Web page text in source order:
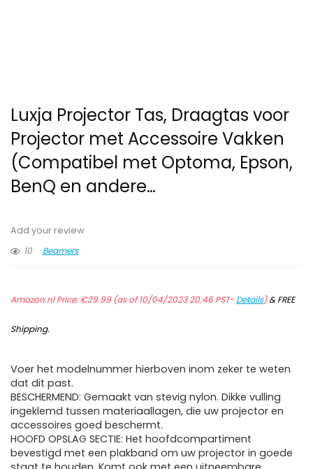
Luxja Projector Tas, Draagtas voor
Projector met Accessoire Vakken
(Compatibel met Optoma, Epson,
BenQ en andere…
Add your review
10
Beamers
Amazon.nl Price:€29.99(as of 10/04/2023 20:46 PST- Details)&FREE
Shipping.
Voer het modelnummer hierboven inom zeker te weten
dat dit past.
BESCHERMEND: Gemaakt van stevig nylon. Dikke vulling
ingeklemd tussen materiaallagen, die uw projector en
accessoires goed beschermt.
HOOFD OPSLAG SECTIE: Het hoofdcompartiment
bevestigd met een plakband om uw projector in goede